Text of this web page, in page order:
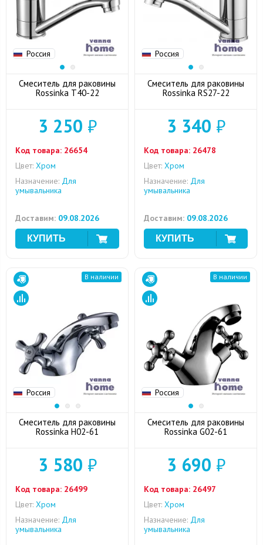
Россия
Смеситель для раковины
Rossinka T40-22
3 250 ₽
Код товара: 26654
Цвет: Хром
Назначение: Для
умывальника
Доставим: 09.08.2026
Россия
Смеситель для раковины
Rossinka RS27-22
3 340 ₽
Код товара: 26478
Цвет: Хром
Назначение: Для
умывальника
Доставим: 09.08.2026
Россия
В наличии
Смеситель для раковины
Rossinka H02-61
3 580 ₽
Код товара: 26499
Цвет: Хром
Назначение: Для
умывальника
Россия
В наличии
Смеситель для раковины
Rossinka G02-61
3 690 ₽
Код товара: 26497
Цвет: Хром
Назначение: Для
умывальника